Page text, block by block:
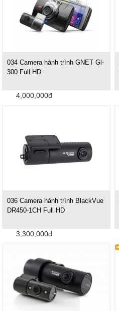
034 Camera hành trình GNET Gl-
300 Full HD
4,000,000đ
036 Camera hành trình BlackVue
DR450-1CH Full HD
3,300,000đ